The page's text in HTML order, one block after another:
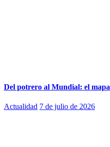
Del potrero al Mundial: el mapa
Actualidad 7 de julio de 2026